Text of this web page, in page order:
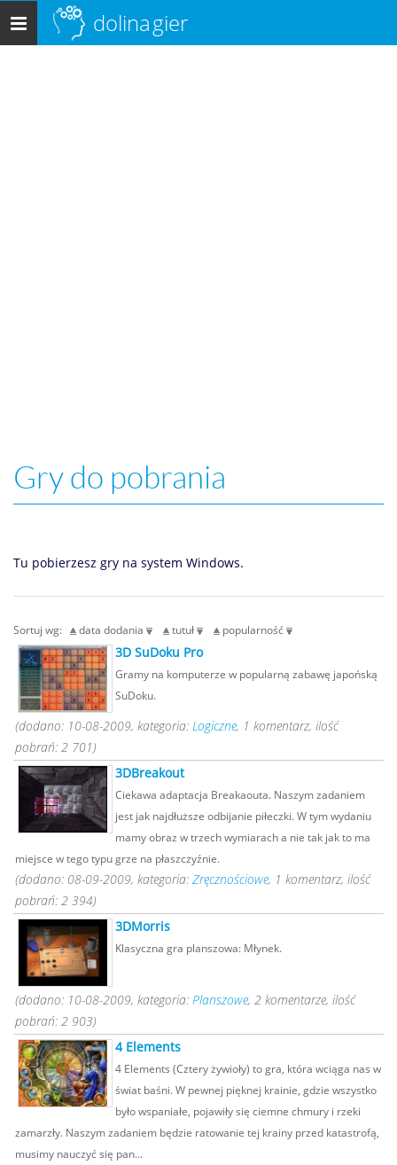
Menu
główne
dolinagier
Gry do pobrania
Tu pobierzesz gry na system Windows.
Sortuj wg: data dodania tutuł popularność
3D SuDoku Pro
Gramy na komputerze w popularną zabawę japońską
SuDoku.
(dodano: 10-08-2009, kategoria: Logiczne, 1 komentarz, ilość
pobrań: 2 701)
3DBreakout
Ciekawa adaptacja Breakaouta. Naszym zadaniem
jest jak najdłuższe odbijanie piłeczki. W tym wydaniu
mamy obraz w trzech wymiarach a nie tak jak to ma
miejsce w tego typu grze na płaszczyźnie.
(dodano: 08-09-2009, kategoria: Zręcznościowe, 1 komentarz, ilość
pobrań: 2 394)
3DMorris
Klasyczna gra planszowa: Młynek.
(dodano: 10-08-2009, kategoria: Planszowe, 2 komentarze, ilość
pobrań: 2 903)
4 Elements
4 Elements (Cztery żywioły) to gra, która wciąga nas w
świat baśni. W pewnej pięknej krainie, gdzie wszystko
było wspaniałe, pojawiły się ciemne chmury i rzeki
zamarzły. Naszym zadaniem będzie ratowanie tej krainy przed katastrofą,
musimy nauczyć się pan...